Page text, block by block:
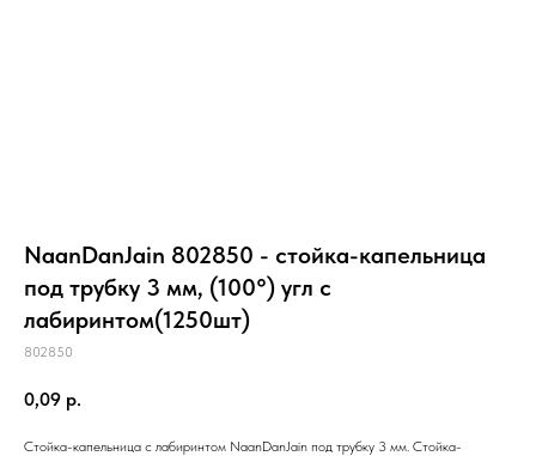
NaanDanJain 802850 - стойка-капельница
под трубку 3 мм, (100°) угл с
лабиринтом(1250шт)
802850
0,09 р.
Стойка-капельница с лабиринтом NaanDanJain под трубку 3 мм. Стойка-